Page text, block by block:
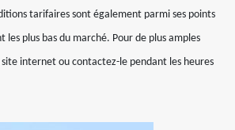
tarifaires sont également parmi ses points
les plus bas du marché. Pour de plus amples
internet ou contactez-le pendant les heures